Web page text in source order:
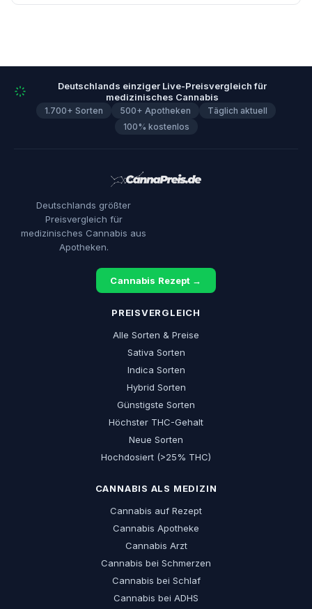
Deutschlands einziger Live-Preisvergleich für
medizinisches Cannabis
1.700+ Sorten 500+ Apotheken
Täglich aktuell
100% kostenlos
Deutschlands größter
Preisvergleich für
medizinisches Cannabis aus
Apotheken.
Cannabis Rezept →
PREISVERGLEICH
Alle Sorten & Preise
Sativa Sorten
Indica Sorten
Hybrid Sorten
Günstigste Sorten
Höchster THC-Gehalt
Neue Sorten
Hochdosiert (>25% THC)
CANNABIS ALS MEDIZIN
Cannabis auf Rezept
Cannabis Apotheke
Cannabis Arzt
Cannabis bei Schmerzen
Cannabis bei Schlaf
Cannabis bei ADHS